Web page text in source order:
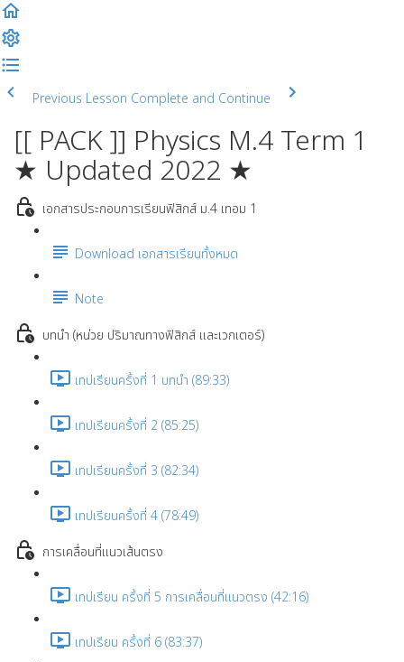
Previous Lesson Complete and Continue
[[ PACK ]] Physics M.4 Term 1
★ Updated 2022 ★
เอกสารประกอบการเรียนฟิสิกส์ ม.4 เทอม 1
Download เอกสารเรียนทั้งหมด
Note
บทนำ (หน่วย ปริมาณทางฟิสิกส์ และเวกเตอร์)
เทปเรียนครั้งที่ 1 บทนำ (89:33)
เทปเรียนครั้งที่ 2 (85:25)
เทปเรียนครั้งที่ 3 (82:34)
เทปเรียนครั้งที่ 4 (78:49)
การเคลื่อนที่แนวเส้นตรง
เทปเรียน ครั้งที่ 5 การเคลื่อนที่แนวตรง (42:16)
เทปเรียน ครั้งที่ 6 (83:37)